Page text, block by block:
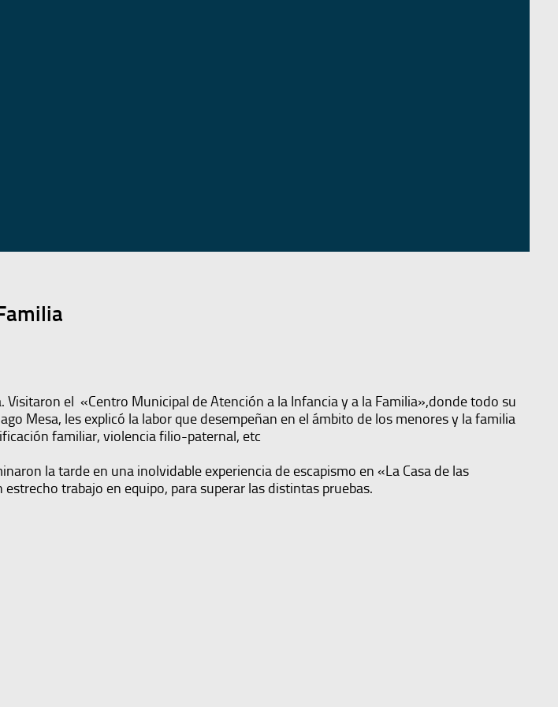
el «Centro Municipal de Atención a la Infancia y a la Familia»,donde todo su
Mesa, les explicó la labor que desempeñan en el ámbito de los menores y la familia
familiar, violencia filio-paternal, etc
la tarde en una inolvidable experiencia de escapismo en «La Casa de las
trabajo en equipo, para superar las distintas pruebas.